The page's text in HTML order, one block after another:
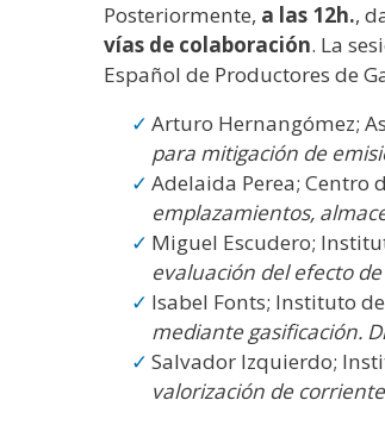
Posteriormente, a las 12h.,
vías de colaboración. La
Español de Productores de
Arturo Hernangómez;
para mitigación de
Adelaida Perea; Centro
emplazamientos,
Miguel Escudero;
evaluación del efecto
Isabel Fonts; Instituto
mediante gasificación.
Salvador Izquierdo;
valorización de